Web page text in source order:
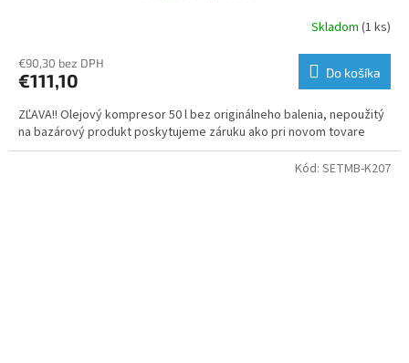
Skladom (1 ks)
€90,30 bez DPH
€111,10 Do košíka
ZĽAVA!! Olejový kompresor 50 l bez originálneho balenia, nepoužitý
na bazárový produkt poskytujeme záruku ako pri novom tovare
Kód: SETMB-K207